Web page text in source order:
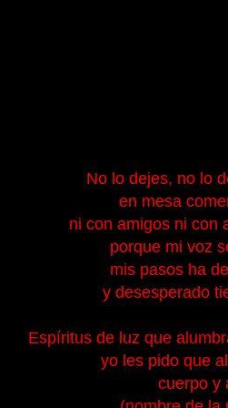
No lo dejes, no lo
en mesa
ni con amigos ni con
porque mi voz
mis pasos ha
y desesperado
Espíritus de luz que
yo les pido que
cuerpo y